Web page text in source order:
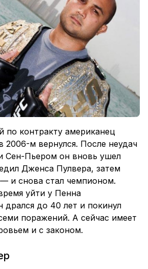
по контракту американец
2006-м вернулся. После неудач
Сен-Пьером он вновь ушел
Дженса Пулвера, затем
и снова стал чемпионом.
уйти у Пенна
дрался до 40 лет и покинул
поражений. А сейчас имеет
и с законом.